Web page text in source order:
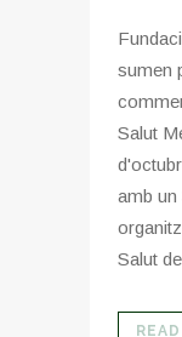
sumen
Salut
amb un
Salut